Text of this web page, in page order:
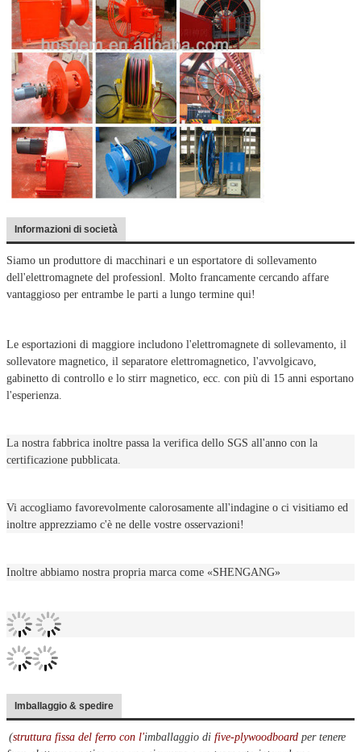
Informazioni di società
Siamo un produttore di macchinari e un esportatore di sollevamento
dell'elettromagnete del professionl. Molto francamente cercando affare
vantaggioso per entrambe le parti a lungo termine qui!
Le esportazioni di maggiore includono l'elettromagnete di sollevamento, il
sollevatore magnetico, il separatore elettromagnetico, l'avvolgicavo,
gabinetto di controllo e lo stirr magnetico, ecc. con più di 15 anni esportano
l'esperienza.
La nostra fabbrica inoltre passa la verifica dello SGS all'anno con la
certificazione pubblicata.
Vi accogliamo favorevolmente calorosamente all'indagine o ci visitiamo ed
inoltre apprezziamo c'è ne delle vostre osservazioni!
Inoltre abbiamo nostra propria marca come «SHENGANG»
Imballaggio & spedire
(struttura fissa del ferro con l'imballaggio di five-plywoodboard per tenere